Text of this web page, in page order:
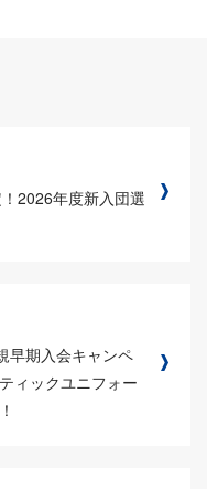
2026年度新入団選
早期入会キャンペ
ィックユニフォー